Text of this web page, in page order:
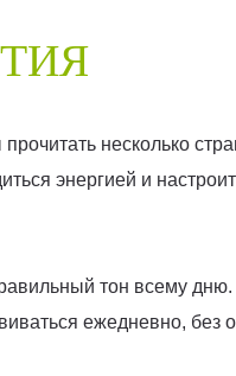
несколько
энергией и
тон всему
ежедневно, без